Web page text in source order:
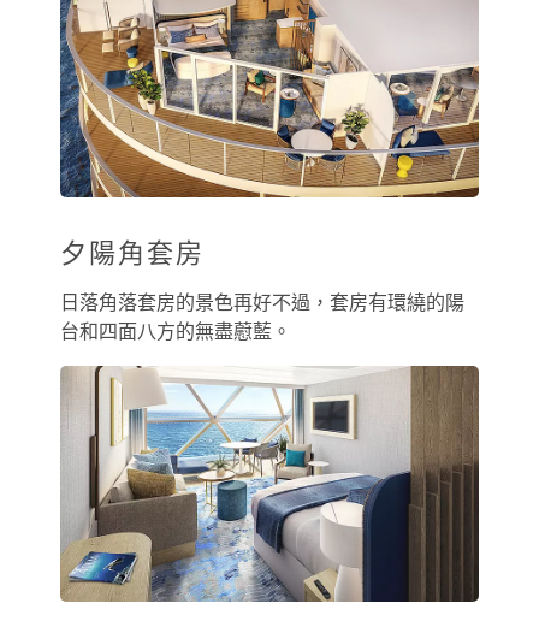
夕陽角套房
日落角落套房的景色再好不過，套房有環繞的陽
台和四面八方的無盡藯藍。